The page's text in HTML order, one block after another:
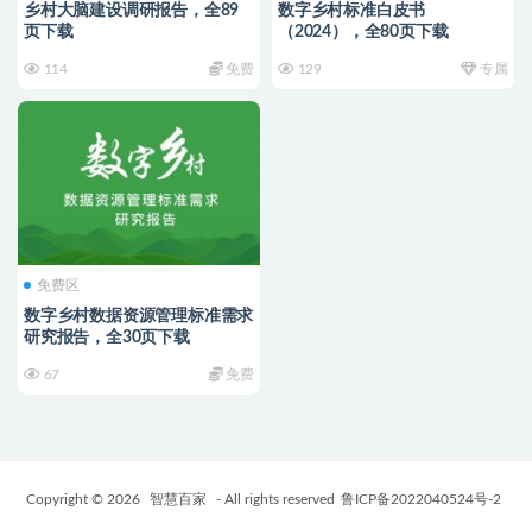
乡村大脑建设调研报告，全89
页下载
114 免费
数字乡村标准白皮书
（2024），全80页下载
129 专属
免费区
数字乡村数据资源管理标准需求
研究报告，全30页下载
67 免费
Copyright © 2026 智慧百家 - All rights reserved 鲁ICP备2022040524号-2